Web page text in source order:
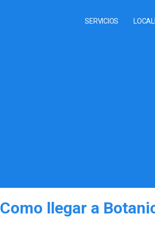
SERVICIOS
Como llegar a